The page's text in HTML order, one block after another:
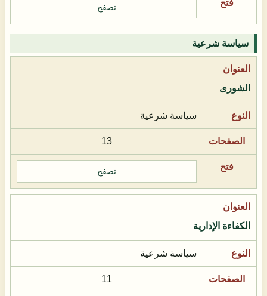
تصفح
سياسة شرعية
الشورى
سياسة شرعية
13
تصفح
الكفاءة الإدارية
سياسة شرعية
11